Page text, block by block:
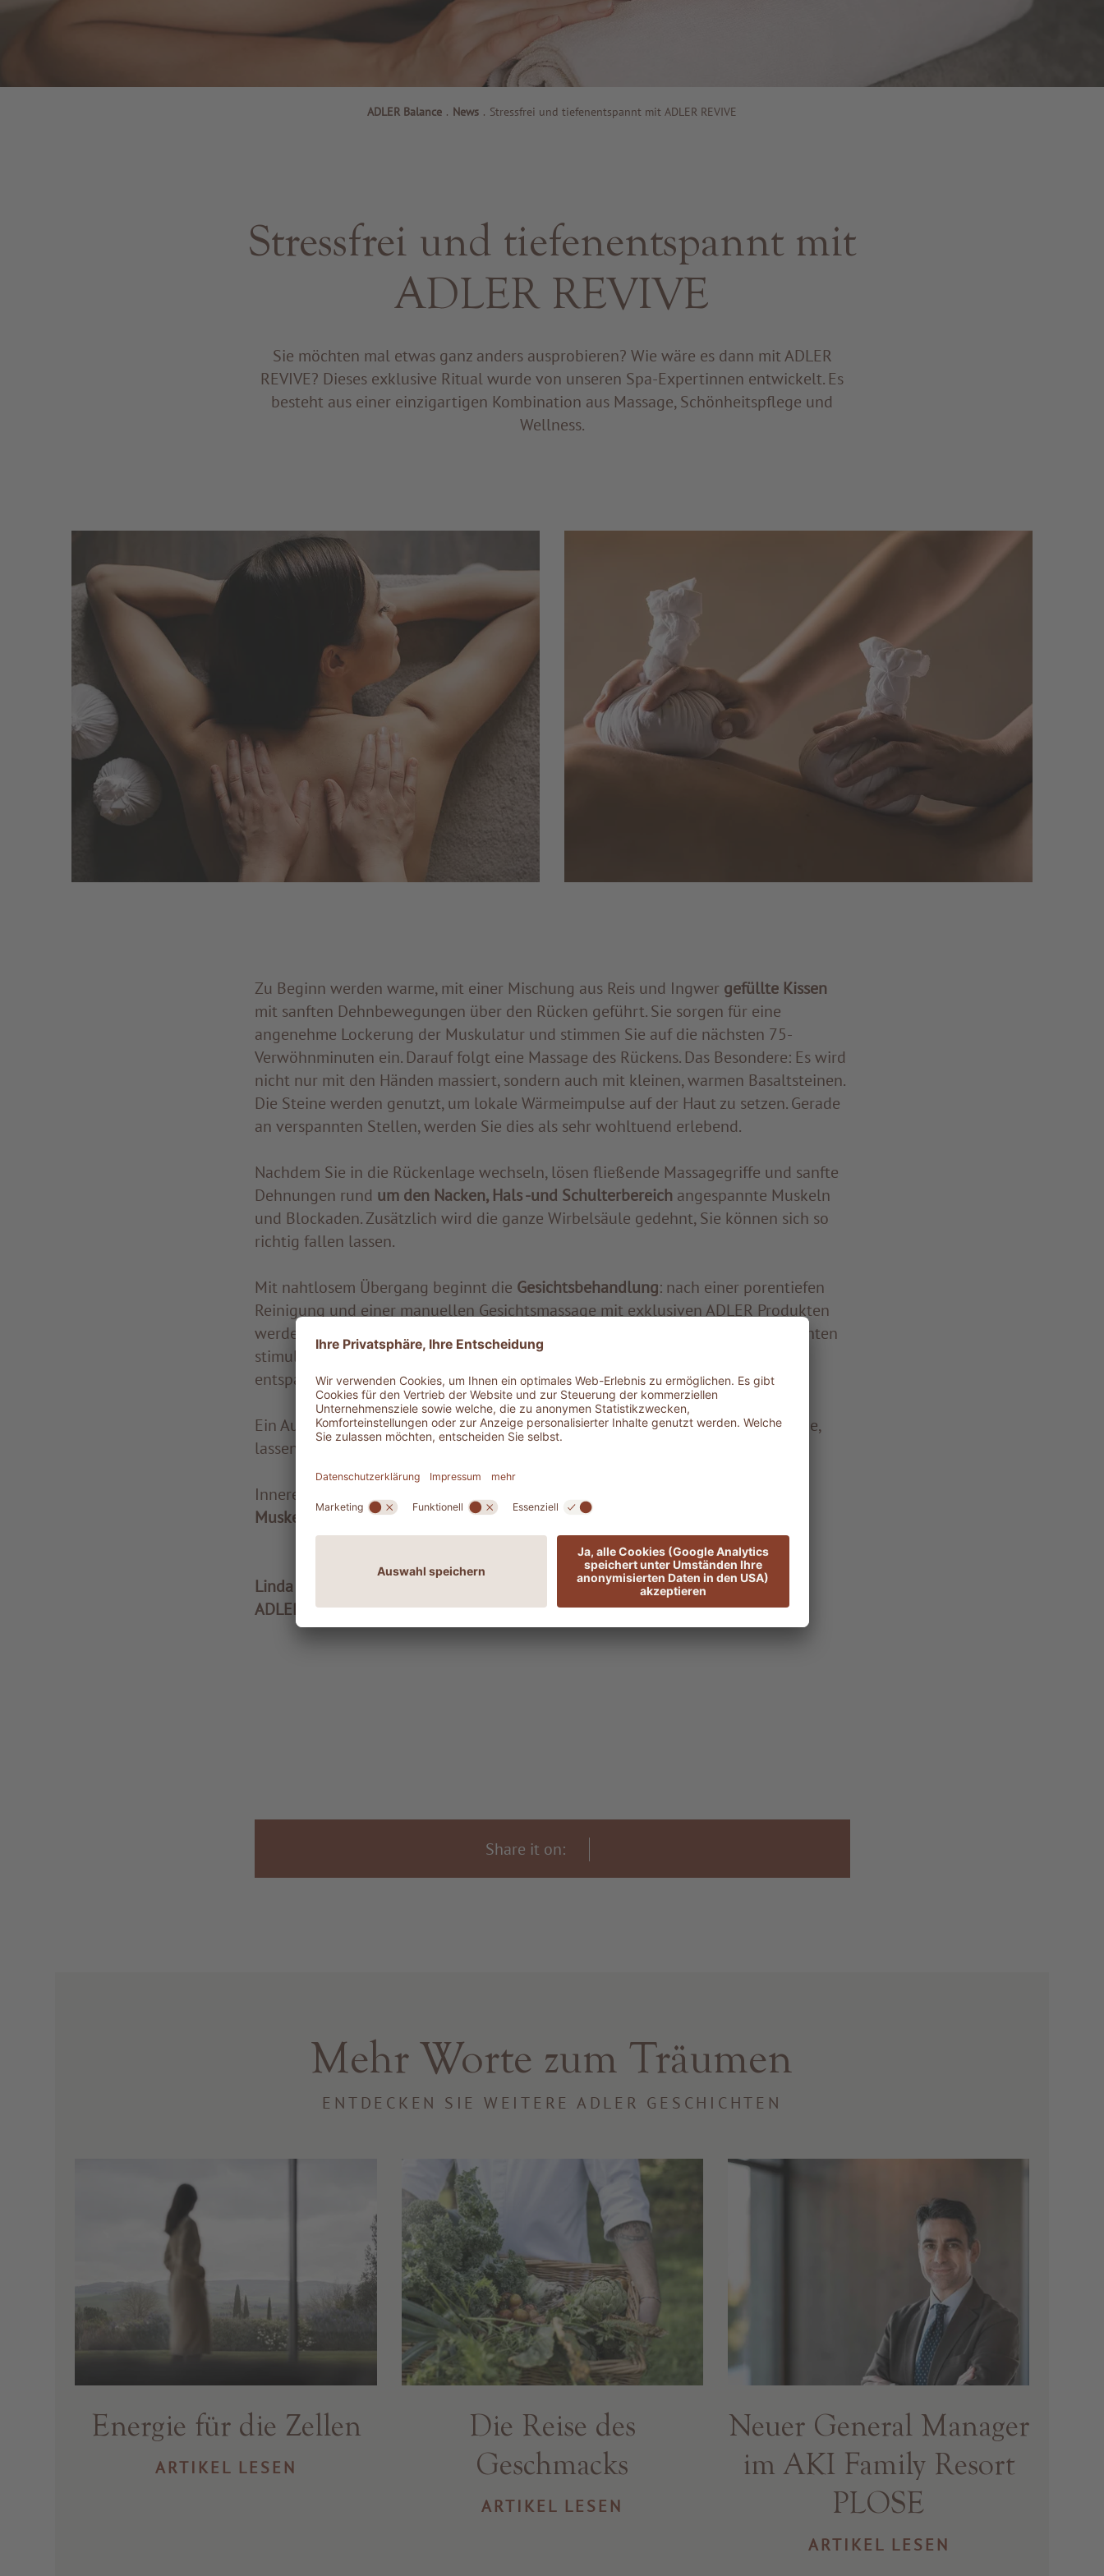
ADLER Balance . News . Stressfrei und tiefenentspannt mit ADLER REVIVE
Stressfrei und tiefenentspannt mit
ADLER REVIVE
Sie möchten mal etwas ganz anders ausprobieren? Wie wäre es dann mit ADLER
REVIVE? Dieses exklusive Ritual wurde von unseren Spa-Expertinnen entwickelt. Es
besteht aus einer einzigartigen Kombination aus Massage, Schönheitspflege und
Wellness.
Zu Beginn werden warme, mit einer Mischung aus Reis und Ingwer gefüllte Kissen
mit sanften Dehnbewegungen über den Rücken geführt. Sie sorgen für eine
angenehme Lockerung der Muskulatur und stimmen Sie auf die nächsten 75-
Verwöhnminuten ein. Darauf folgt eine Massage des Rückens. Das Besondere: Es wird
nicht nur mit den Händen massiert, sondern auch mit kleinen, warmen Basaltsteinen.
Die Steine werden genutzt, um lokale Wärmeimpulse auf der Haut zu setzen. Gerade
an verspannten Stellen, werden Sie dies als sehr wohltuend erlebend.
Nachdem Sie in die Rückenlage wechseln, lösen fließende Massagegriffe und sanfte
Dehnungen rund um den Nacken, Hals -und Schulterbereich angespannte Muskeln
und Blockaden. Zusätzlich wird die ganze Wirbelsäule gedehnt, Sie können sich so
richtig fallen lassen.
Mit nahtlosem Übergang beginnt die Gesichtsbehandlung: nach einer porentiefen
Reinigung und einer manuellen Gesichtsmassage mit exklusiven ADLER Produkten
werden mithilfe eines speziellen Massagerollers auch die tieferen Gewebeschichten
stimuliert - eine kleine Verjüngungskur für Ihre Haut. Den Abschluss bildet eine
entspannende Kopfmassage.
Ein Augenkissen und der fruchtig-holzige Duft der Essenzen unserer ADLER Linie,
lassen Sie die anschließende Nachruhephase noch mehr genießen.
Innere Balance stellt sich ein. Sie fühlen sich wie neugeboren und
Muskelverspannungen!
Linda Demetz
ADLER Spa Dolomiti
Share it on:
Mehr Worte zum Träumen
ENTDECKEN SIE WEITERE ADLER GESCHICHTEN
Energie für die Zellen
ARTIKEL LESEN
Die Reise des
Geschmacks
ARTIKEL LESEN
Neuer General Manager
im AKI Family Resort
PLOSE
ARTIKEL LESEN